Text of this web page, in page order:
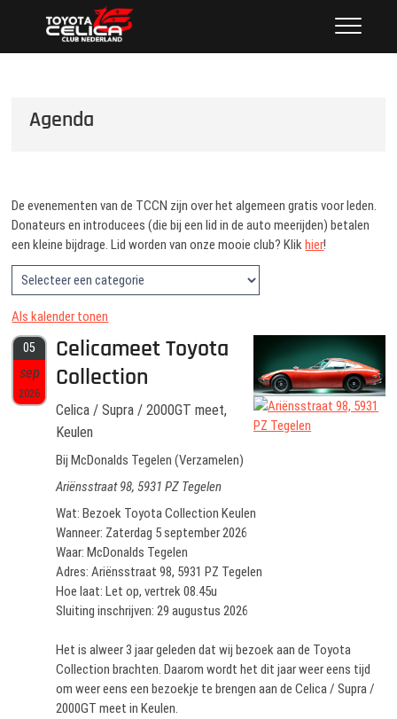
Toyota Celica Club Nederland
NEDERLAND'S GROOTSTE CLUB VAN CELICA
Agenda
De evenementen van de TCCN zijn over het algemeen gratis voor leden.
Donateurs en introducees (die bij een lid in de auto meerijden) betalen
een kleine bijdrage. Lid worden van onze mooie club? Klikhier!
Als kalender tonen
05
sep
2026
Celicameet Toyota
Collection
Celica / Supra / 2000GT meet,
Keulen
Bij McDonalds Tegelen (Verzamelen)
Ariënsstraat 98, 5931 PZ Tegelen
Wat: Bezoek Toyota Collection Keulen
Wanneer: Zaterdag 5 september 2026
Waar: McDonalds Tegelen
Adres: Ariënsstraat 98, 5931 PZ Tegelen
Hoe laat: Let op, vertrek 08.45u
Sluiting inschrijven: 29 augustus 2026
Het is alweer 3 jaar geleden dat wij bezoek aan de Toyota
Collection brachten. Daarom wordt het dit jaar weer eens tijd
om weer eens een bezoekje te brengen aan de Celica / Supra /
2000GT meet in Keulen.